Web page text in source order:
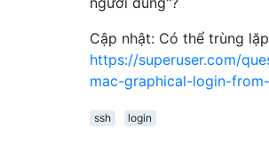
Cập nhật: Có thể trùng lặp
https://superuser.com/
mac-graphical-login-
ssh
login